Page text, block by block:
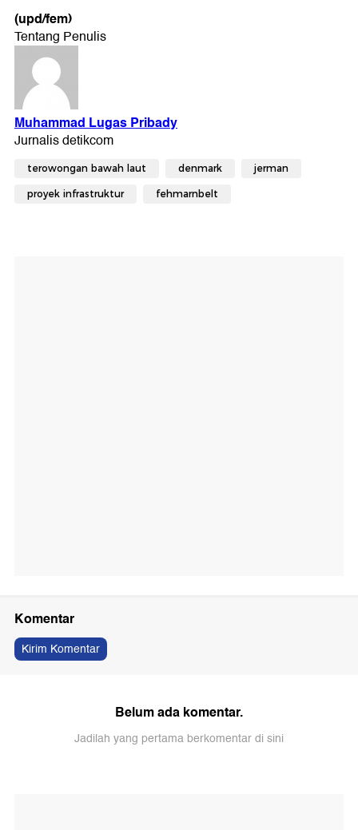
(upd/fem)
terowongan bawah laut denmark jerman
proyek infrastruktur fehmarnbelt
Komentar
Kirim Komentar
Belum ada komentar.
Jadilah yang pertama berkomentar di sini